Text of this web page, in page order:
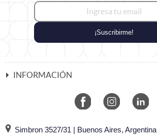
¡Suscribirme!
INFORMACIÓN
Simbron 3527/31 | Buenos Aires, Argentina